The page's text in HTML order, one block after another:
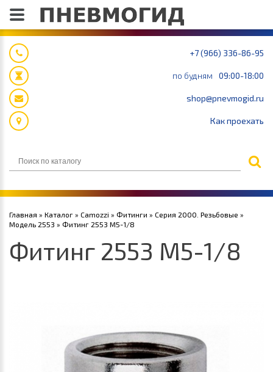
+7 (966) 336-86-95
по будням 09:00-18:00
shop@pnevmogid.ru
Как проехать
Главная » Каталог » Camozzi » Фитинги » Серия 2000. Резьбовые »
Модель 2553 » Фитинг 2553 M5-1/8
Фитинг 2553 M5-1/8